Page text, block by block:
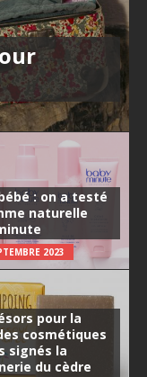
: on a testé
naturelle
2023
pour la
cosmétiques
signés la
du cèdre